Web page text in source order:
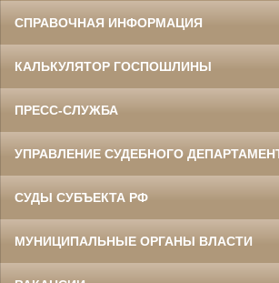
СПРАВОЧНАЯ ИНФОРМАЦИЯ
КАЛЬКУЛЯТОР ГОСПОШЛИНЫ
ПРЕСС-СЛУЖБА
УПРАВЛЕНИЕ СУДЕБНОГО
СУДЫ СУБЪЕКТА РФ
МУНИЦИПАЛЬНЫЕ ОРГАНЫ ВЛАСТИ